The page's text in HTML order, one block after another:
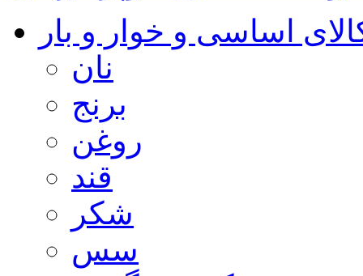
اساسی و خوار و بار
نان
برنج
روغن
قند
شکر
سس